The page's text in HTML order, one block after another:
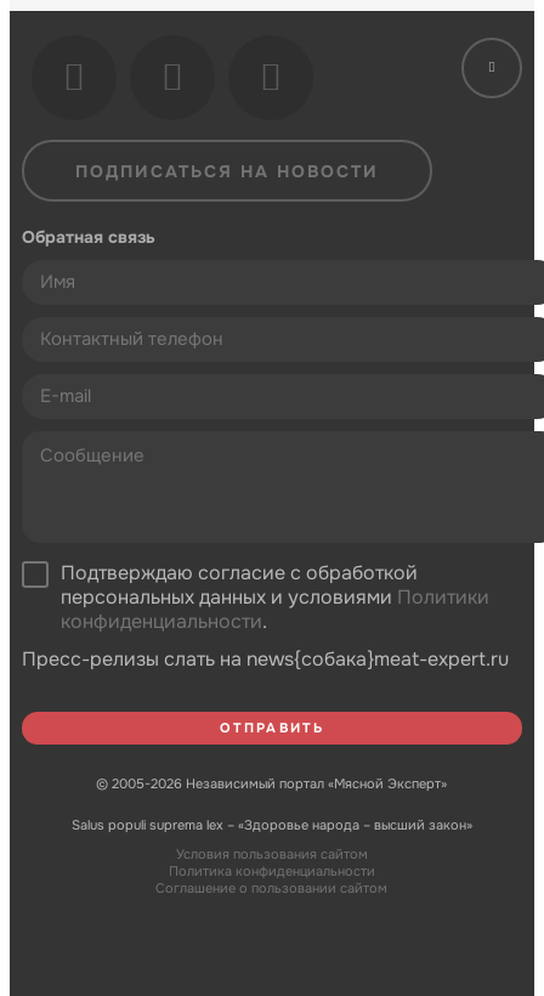
ПОДПИСАТЬСЯ НА НОВОСТИ
Обратная связь
Подтверждаю согласие с обработкой
персональных данных и условиями Политики
конфиденциальности.
Пресс-релизы слать на news{собака}meat-expert.ru
© 2005-2026 Независимый портал «Мясной Эксперт»
Salus populi suprema lex – «Здоровье народа – высший закон»
Условия пользования сайтом
Политика конфиденциальности
Соглашение о пользовании сайтом